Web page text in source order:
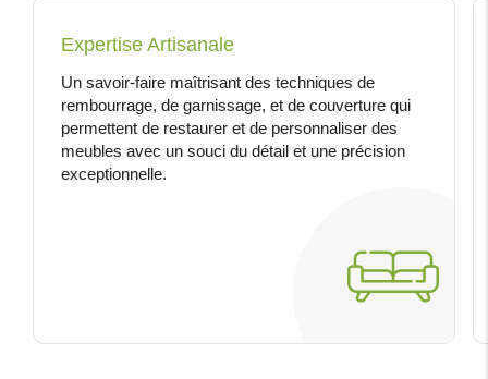
Expertise Artisanale
Un savoir-faire maîtrisant des techniques de
rembourrage, de garnissage, et de couverture qui
permettent de restaurer et de personnaliser des
meubles avec un souci du détail et une précision
exceptionnelle.